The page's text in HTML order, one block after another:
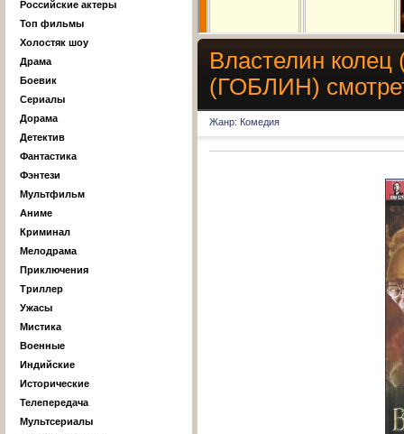
Властелин колец
(ГОБЛИН)
Жанр: Комедия
Российские актеры
Топ фильмы
Холостяк шоу
Драма
Боевик
Сериалы
Дорама
Детектив
Фантастика
Фэнтези
Мультфильм
Аниме
Криминал
Мелодрама
Приключения
Триллер
Ужасы
Мистика
Военные
Индийские
Исторические
Телепередача
Мультсериалы